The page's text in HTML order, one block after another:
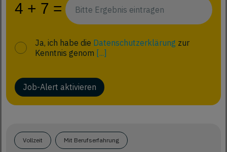
Ja, ich habe die Datenschutzerklärung zur
Kenntnis genom [...]
Job-Alert aktivieren
Vollzeit Mit Berufserfahrung